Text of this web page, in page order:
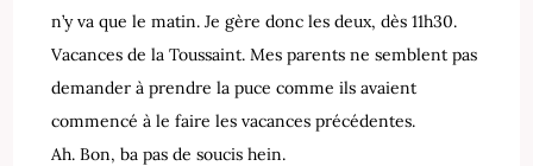
n’y va que le matin. Je gère donc les deux, dès 11h30.
Vacances de la Toussaint. Mes parents ne semblent pas
demander à prendre la puce comme ils avaient
commencé à le faire les vacances précédentes.
Ah. Bon, ba pas de soucis hein.